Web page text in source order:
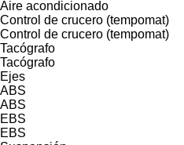
Aire acondicionado
Control de crucero (tempomat)
Control de crucero (tempomat)
Tacógrafo
Tacógrafo
Ejes
ABS
ABS
EBS
EBS